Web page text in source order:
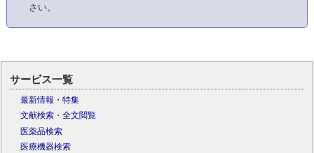
さい。
サービス一覧
最新情報・特集
文献検索・全文閲覧
医薬品検索
医療機器検索